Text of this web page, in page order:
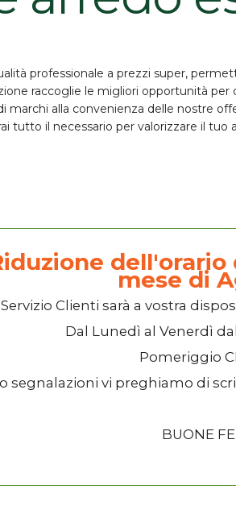
professionale a prezzi super,
raccoglie le migliori opportunità per
marchi alla convenienza delle nostre
tutto il necessario per valorizzare il
mese di
Servizio Clienti sarà a vostra
Dal Lunedì al Venerdì
Pomeriggio
segnalazioni vi preghiamo di
BUONE